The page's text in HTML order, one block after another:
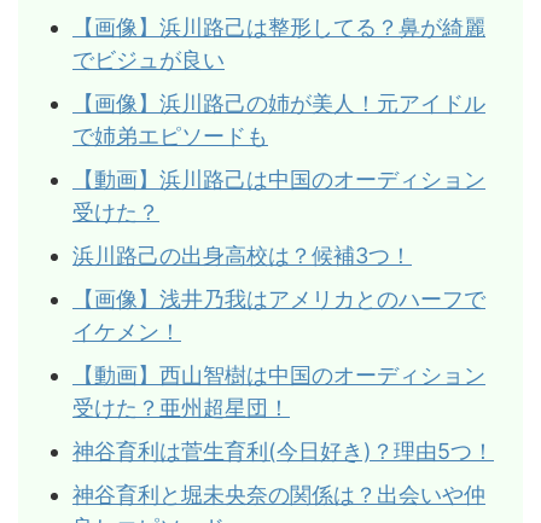
【画像】浜川路己は整形してる？鼻が綺麗
でビジュが良い
【画像】浜川路己の姉が美人！元アイドル
で姉弟エピソードも
【動画】浜川路己は中国のオーディション
受けた？
浜川路己の出身高校は？候補3つ！
【画像】浅井乃我はアメリカとのハーフで
イケメン！
【動画】西山智樹は中国のオーディション
受けた？亜州超星団！
神谷育利は菅生育利(今日好き)？理由5つ！
神谷育利と堀未央奈の関係は？出会いや仲